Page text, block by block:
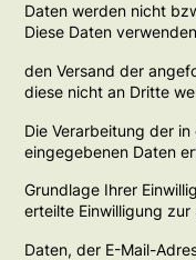
Daten werden nicht
Diese Daten
den Versand der
diese nicht an Dritte
Die Verarbeitung der
eingegebenen Daten
Grundlage Ihrer
erteilte Einwilligung
Daten, der E-Mail-